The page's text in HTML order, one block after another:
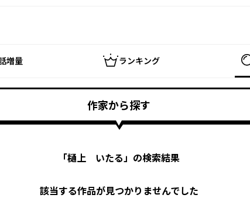
増量 ランキング
作家から探す
「樋上 いたる」の検索結果
該当する作品が見つかりませんでした